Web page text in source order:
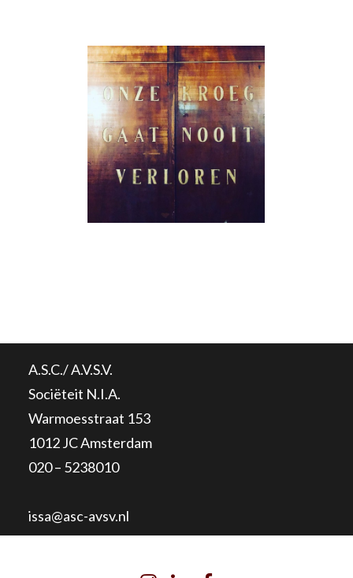
A.S.C./ A.V.S.V.
Sociëteit N.I.A.
Warmoesstraat 153
1012 JC Amsterdam
020 – 5238010
issa@asc-avsv.nl